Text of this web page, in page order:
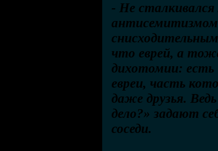
- Не
что еврей, а
дихотомии:
евреи, часть
даже друзья.
дело?» задают
соседи.